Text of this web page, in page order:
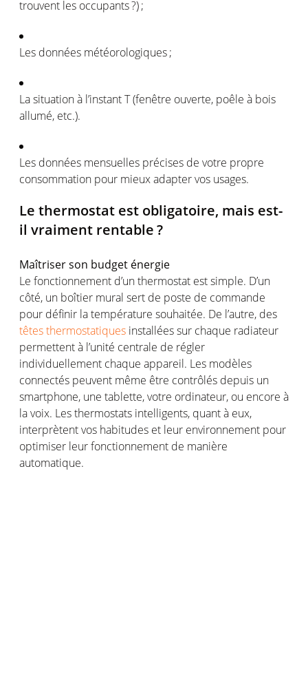
trouvent les occupants ?) ;
Les données météorologiques;
La situation à l’instantT (fenêtre ouverte, poêle à bois
allumé, etc.).
Les données mensuelles précises de votre propre
consommation pour mieuxadaptervos usages.
Le thermostat est obligatoire, mais est-
il vraiment rentable ?
Maîtriserson budget énergie
Le fonctionnement d’un thermostat estsimple. D’un
côté, un boîtier mural sert de poste de commande
pour définir latempérature souhaitée. De l’autre, des
têtes thermostatiques installéessur chaque radiateur
permettentà l’unité centrale de régler
individuellement chaque appareil. Les modèles
connectés peuvent même être contrôlés depuis un
smartphone, une tablette,votre ordinateur, ou encore à
lavoix. Les thermostats intelligents, quant à eux,
interprètentvos habitudes et leur environnement pour
optimiser leurfonctionnement de manière
automatique.